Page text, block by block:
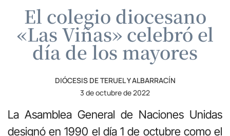
El colegio diocesano
«Las Viñas» celebró el
día de los mayores
DIÓCESIS DE TERUEL Y ALBARRACÍN
3 de octubre de 2022
La Asamblea General de Naciones Unidas
designó en 1990 el día 1 de octubre como el